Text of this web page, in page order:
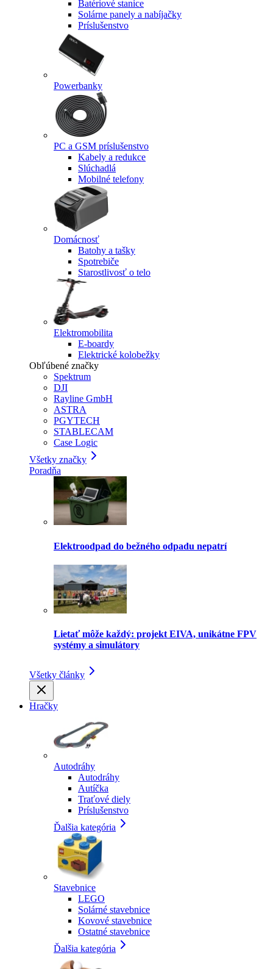
Batériové stanice
Solárne panely a nabíjačky
Príslušenstvo
Powerbanky
PC a GSM príslušenstvo
Kabely a redukce
Slúchadlá
Mobilné telefony
Domácnosť
Batohy a tašky
Spotrebiče
Starostlivosť o telo
Elektromobilita
E-boardy
Elektrické kolobežky
Obľúbené značky
Spektrum
DJI
Rayline GmbH
ASTRA
PGYTECH
STABLECAM
Case Logic
Všetky značky
Poradňa
Elektroodpad do bežného odpadu nepatrí
Lietať môže každý: projekt EIVA, unikátne FPV
systémy a simulátory
Všetky články
Hračky
Autodráhy
Autodráhy
Autíčka
Traťové diely
Príslušenstvo
Ďalšia kategória
Stavebnice
LEGO
Solárné stavebnice
Kovové stavebnice
Ostatné stavebnice
Ďalšia kategória